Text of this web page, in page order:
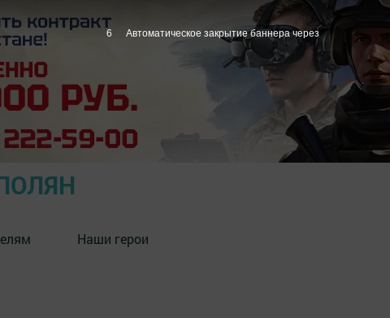
Наши герои
5 Автоматическое закрытие баннера через